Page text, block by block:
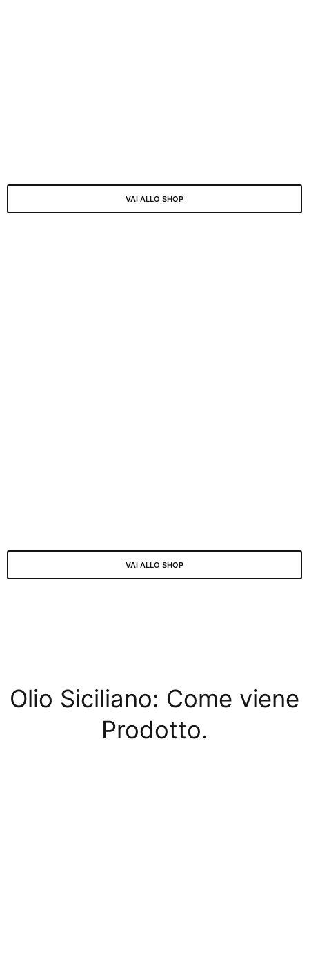
VAI ALLO SHOP
VAI ALLO SHOP
Olio Siciliano: Come viene
Prodotto.